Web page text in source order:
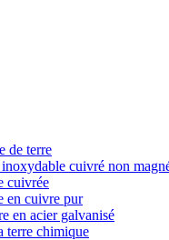
de terre
cuivré non
cuivrée
en cuivre pur
en acier galvanisé
terre chimique